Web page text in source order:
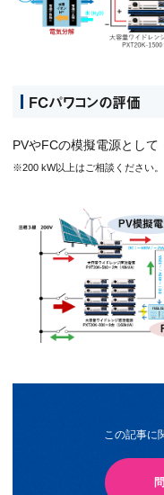
FCパワコンの評価
PVやFCの模擬電源として
※200 kW以上はご相談ください。
この記事に